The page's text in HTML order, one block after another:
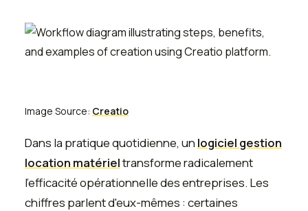
Image Source: Creatio
Dans la pratique quotidienne, un logiciel gestion
location matérieltransforme radicalement
l'efficacité opérationnelle des entreprises. Les
chiffres parlent d'eux-mêmes : certaines